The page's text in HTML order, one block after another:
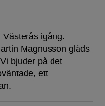
Västerås igång.
Magnusson gläds
bjuder på det
ett